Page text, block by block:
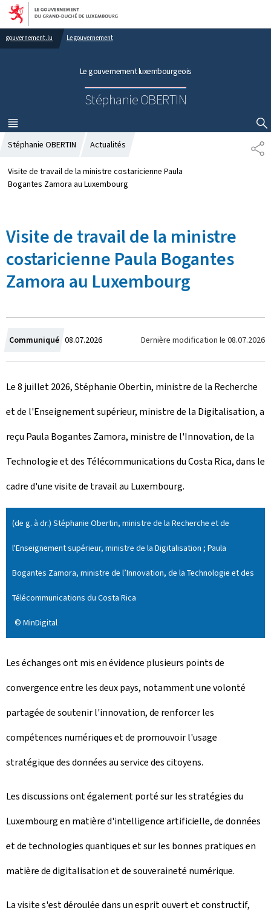
Aller au menu principal
Aller au contenu
gouvernement.lu Le gouvernement
Le gouvernement luxembourgeois
Stéphanie OBERTIN
MENU
PRINCIPAL
AFFICHER / MASQUER LA RECHERCHE
P
A
Stéphanie OBERTIN Actualités
Visite de travail de la ministre costaricienne Paula
Bogantes Zamora au Luxembourg
Visite de travail de la ministre
costaricienne Paula Bogantes
Zamora au Luxembourg
Communiqué C
r
é
e
l
e
08.07.2026 Dernière modification le 08.07.2026
Le 8 juillet 2026, Stéphanie Obertin, ministre de la Recherche
et de l'Enseignement supérieur, ministre de la Digitalisation, a
reçu Paula Bogantes Zamora, ministre de l'Innovation, de la
Technologie et des Télécommunications du Costa Rica, dans le
cadre d'une visite de travail au Luxembourg.
(de g. à dr.) Stéphanie Obertin, ministre de la Recherche et de
l'Enseignement supérieur, ministre de la Digitalisation ; Paula
Bogantes Zamora, ministre de l’Innovation, de la Technologie et des
Télécommunications du Costa Rica
© MinDigital
Les échanges ont mis en évidence plusieurs points de
convergence entre les deux pays, notamment une volonté
partagée de soutenir l'innovation, de renforcer les
compétences numériques et de promouvoir l'usage
stratégique des données au service des citoyens.
Les discussions ont également porté sur les stratégies du
Luxembourg en matière d'intelligence artificielle, de données
et de technologies quantiques et sur les bonnes pratiques en
matière de digitalisation et de souveraineté numérique.
La visite s'est déroulée dans un esprit ouvert et constructif,